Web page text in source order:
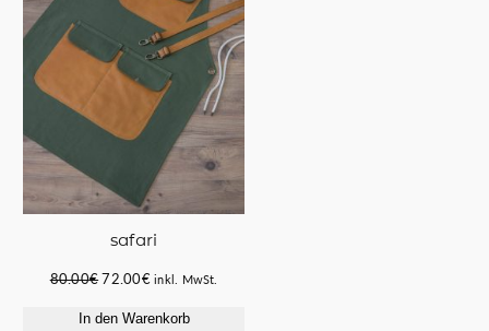
safari
80.00€Ursprünglicher
war:
72.00€Aktueller
ist:
inkl. MwSt.
In den Warenkorb